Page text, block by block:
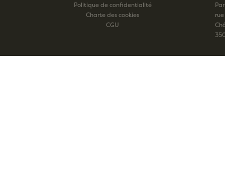
rue
Politique de confidentialité
Charte des cookies
CGU